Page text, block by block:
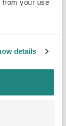
from your use
details